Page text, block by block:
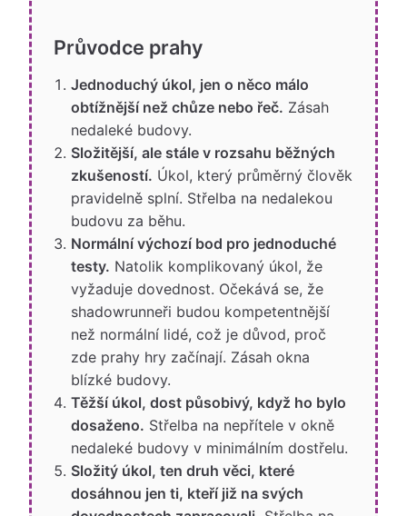
Průvodce prahy
Jednoduchý úkol, jen o něco málo
obtížnější než chůze nebo řeč. Zásah
nedaleké budovy.
Složitější, ale stále v rozsahu běžných
zkušeností. Úkol, který průměrný člověk
pravidelně splní. Střelba na nedalekou
budovu za běhu.
Normální výchozí bod pro jednoduché
testy. Natolik komplikovaný úkol, že
vyžaduje dovednost. Očekává se, že
shadowrunneři budou kompetentnější
než normální lidé, což je důvod, proč
zde prahy hry začínají. Zásah okna
blízké budovy.
Těžší úkol, dost působivý, když ho bylo
dosaženo. Střelba na nepřítele v okně
nedaleké budovy v minimálním dostřelu.
Složitý úkol, ten druh věci, které
dosáhnou jen ti, kteří již na svých